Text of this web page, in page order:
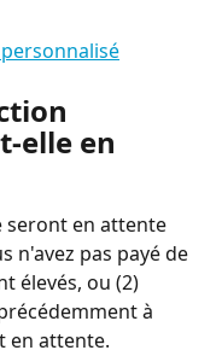
elle en
seront en attente
n'avez pas payé de
élevés, ou (2)
à
en attente.